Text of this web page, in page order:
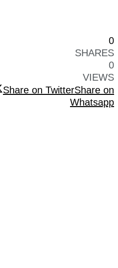
0
SHARES
0
VIEWS
Share on TwitterShare on
Whatsapp